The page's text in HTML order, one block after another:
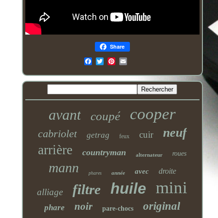
Share
avant coupé cooper
cabriolet getrag feux cuir neuf
arrière countryman alternateur roues
mann phares année avec droite
alliage filtre huile mini
phare noir pare-chocs original